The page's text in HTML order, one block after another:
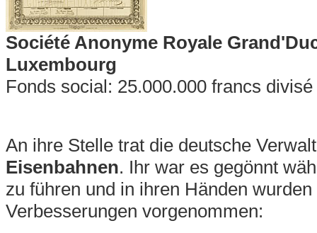
Société Anonyme Royale
Luxembourg
Fonds social: 25.000.000 francs
An ihre Stelle trat die deutsche
Eisenbahnen. Ihr war es gegönnt
zu führen und in ihren Händen
Verbesserungen vorgenommen: